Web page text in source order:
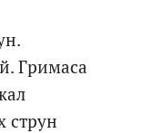
Гримаса
струн